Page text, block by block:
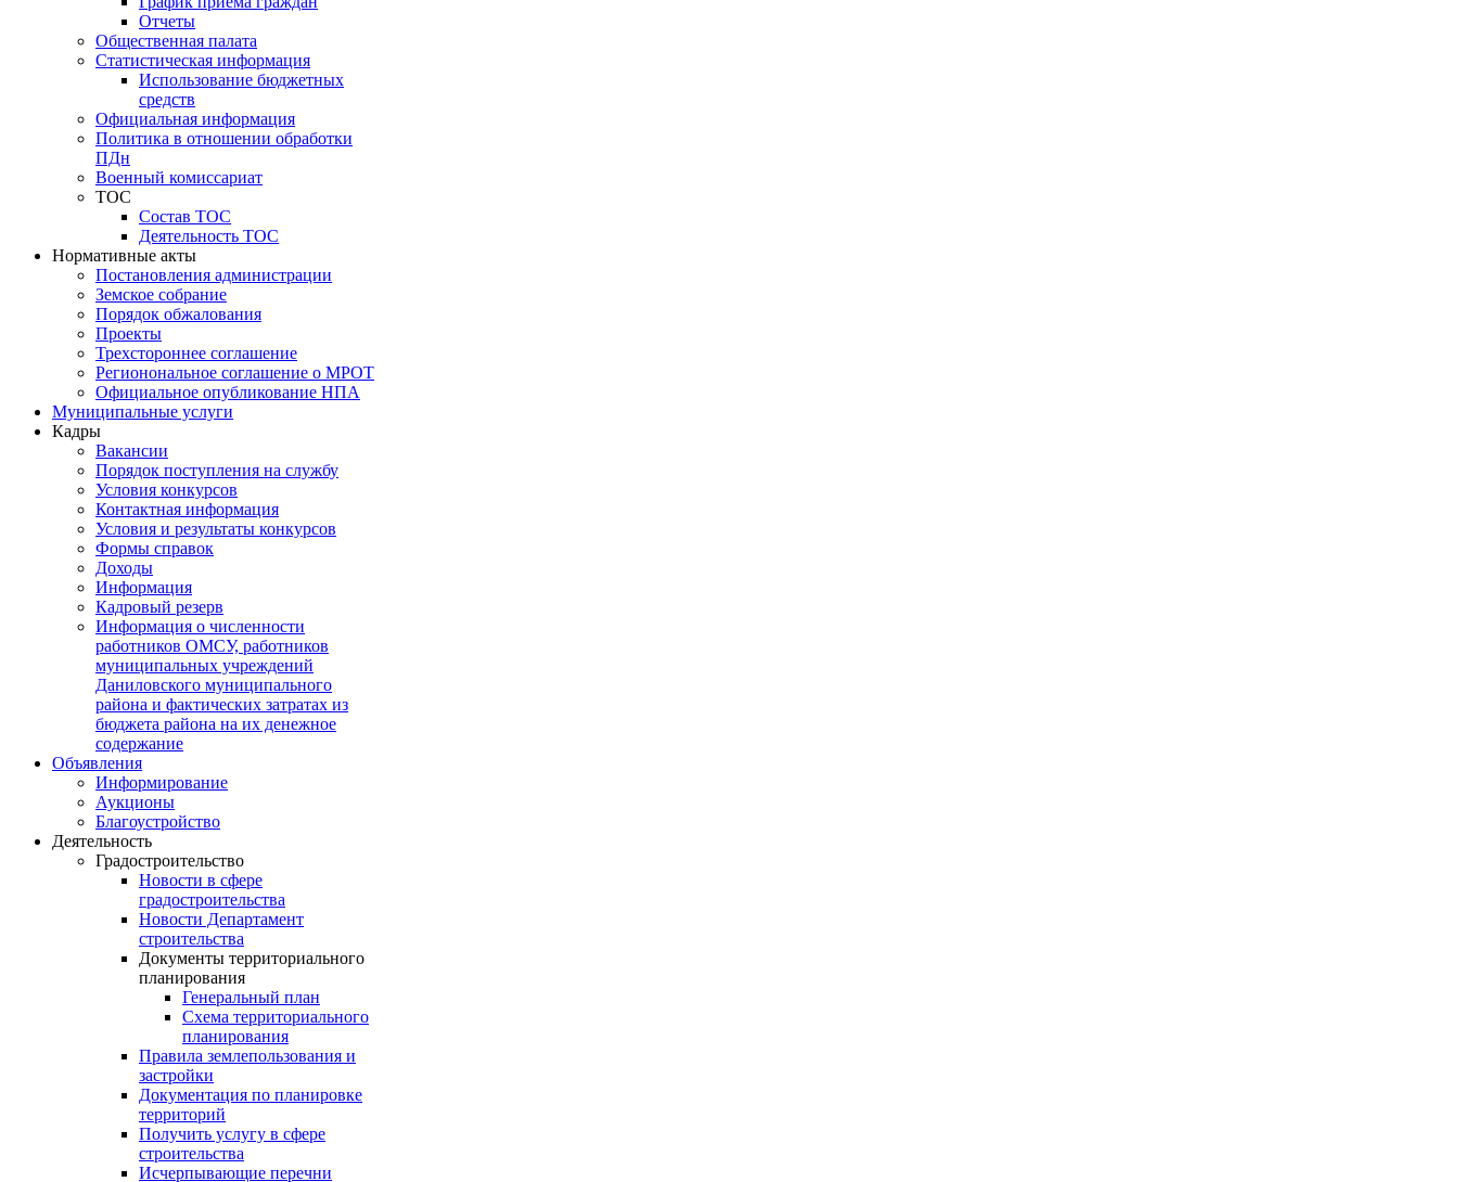
Отчеты
Общественная палата
Статистическая информация
Использование бюджетных
средств
Официальная информация
Политика в отношении обработки
ПДн
Военный комиссариат
ТОС
Состав ТОС
Деятельность ТОС
Нормативные акты
Постановления администрации
Земское собрание
Порядок обжалования
Проекты
Трехстороннее соглашение
Регионональное соглашение о МРОТ
Официальное опубликование НПА
Муниципальные услуги
Кадры
Вакансии
Порядок поступления на службу
Условия конкурсов
Контактная информация
Условия и результаты конкурсов
Формы справок
Доходы
Информация
Кадровый резерв
Информация о численности
работников ОМСУ, работников
муниципальных учреждений
Даниловского муниципального
района и фактических затратах из
бюджета района на их денежное
содержание
Объявления
Информирование
Аукционы
Благоустройство
Деятельность
Градостроительство
Новости в сфере
градостроительства
Новости Департамент
строительства
Документы территориального
планирования
Генеральный план
Схема территориального
планирования
Правила землепользования и
застройки
Документация по планировке
территорий
Получить услугу в сфере
строительства
Исчерпывающие перечни